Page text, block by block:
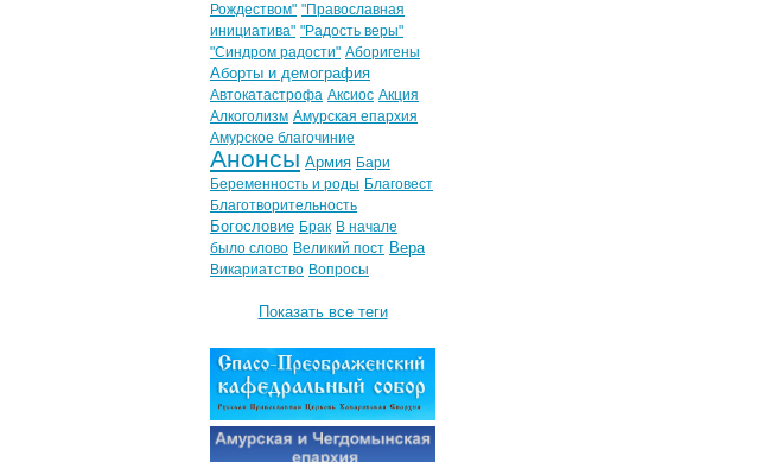
Рождеством" "Православная
инициатива" "Радость веры"
"Синдром радости" Аборигены
Аборты и демография
Автокатастрофа Аксиос Акция
Алкоголизм Амурская епархия
Амурское благочиние
Анонсы Армия Бари
Беременность и роды Благовест
Благотворительность
Богословие Брак В начале
было слово Великий пост Вера
Викариатство Вопросы
Показать все теги